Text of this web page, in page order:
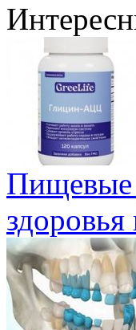
Пищевые
здоровья